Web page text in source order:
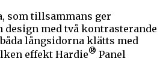
som tillsammans ger
med två kontrasterande
långsidorna klätts med
effekt Hardie® Panel